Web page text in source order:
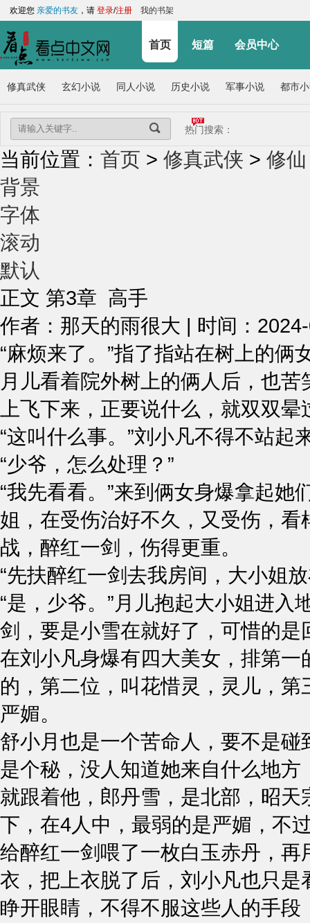
欢迎您 亲爱的书友 ，请 登录/注册 我的书架
首页 短篇 会员中心
修真武侠 玄幻小说 同人小说 历史小说 军事小说 都市
热门搜索：
当前位置： 首页 > 修真武侠 > 修
背景
字体
滚动
默认
正文 第3章 高手
作者：那天的雨很大 | 时间：
“麻烦来了。”指了指站在树上的俩
月儿看着院外树上的俩人后，也
上飞下来，正要说什么，就双双晕
“这叫什么事。”刘小凡不得不站起
“少爷，怎么处理？”
“我先看看。”来到俩女身爆拿起
姐，在受伤治好不久，又受伤，
战，醉红一剑，伤得更重。
“先扶醉红一剑去我房间，大小姐
“是，少爷。”月儿抱起大小姐进
剑，要是小雪在就好了，可惜的是
在刘小凡身爆有四大美女，排第
的，第二位，叫花惜灵，灵儿，
严媚。
舒小月也是一个苦命人，要不是
是个秘，没人知道她来自什么地
就跟着他，郎丹雪，是北部，昭
下，在4人中，最弱的是严媚，不
给醉红一剑喂了一枚白玉赤丹，
衣，把上衣脱了后，刘小凡也只
睁开眼睛，不得不服这些人的手